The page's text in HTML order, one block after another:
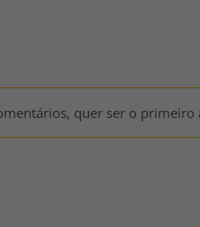
quer ser o